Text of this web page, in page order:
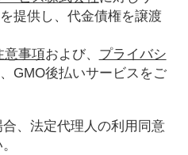
提供し、代金債権を譲渡
意事項および、 プライバシ
GMO後払いサービスをご
、法定代理人の利用同意